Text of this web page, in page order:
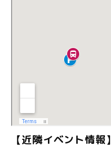
【近隣イベント情報】